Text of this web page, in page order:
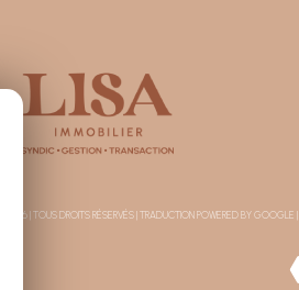
© 2026 | TOUS DROITS RÉSERVÉS | TRADUCTION POWERED BY GOOGLE |